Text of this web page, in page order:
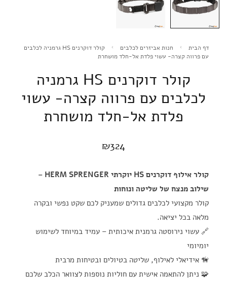
דף הבית חנות אביזרים לכלבים
קולר דוקרנים HS גרמניה לכלבים
עם פרווה קצרה- עשוי פלדת אל-חלד מושחרת
קולר דוקרנים HS גרמניה
לכלבים עם פרווה קצרה- עשוי
פלדת אל-חלד מושחרת
₪324
קולר אילוף דוקרנים HS יוקרתי HERM SPRENGER –
שילוב מנצח של שליטה ונוחות
קולר מקצועי לכלבים גדולים שמעניק לכם שקט נפשי ובקרה
מלאה בכל יציאה.
🔗 עשוי נירוסטה גרמנית איכותית – עמיד במיוחד לשימוש
יומיומי
🦮 אידיאלי לאילוף, שליטה בטיולים ובטיחות מרבית
🧩 ניתן להתאמה אישית עם חוליות נוספות לצוואר הכלב שלכם